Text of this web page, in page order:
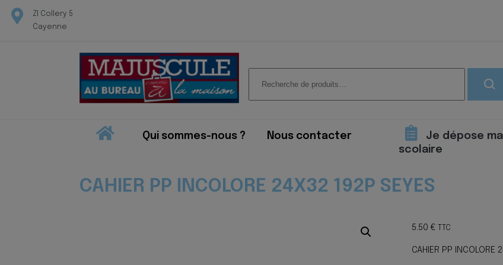
ZI Collery 5
Cayenne
pour :
Qui sommes-nous ? Nous contacter
Je dépose
scolaire
CAHIER PP INCOLORE 24X32 192P SEYES
5.50 € TTC
CAHIER PP INCOLORE